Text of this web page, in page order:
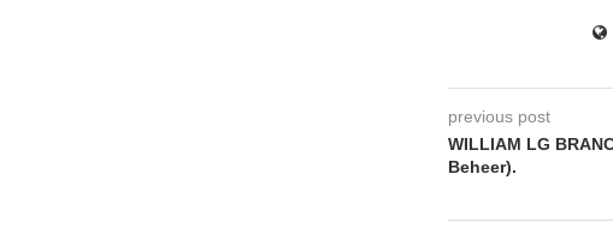
previous post
WILLIAM LG
Beheer).